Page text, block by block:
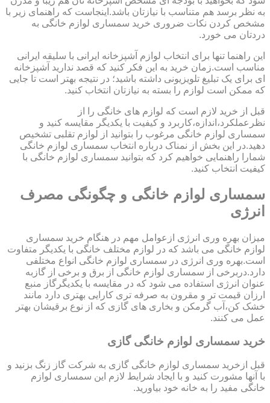
به نظر برسد هم متناسب با نیازتان باشد.اینجاست که راهنمای زیر با
مشخص کردن نکات ضروری خرید سمساری لوازم خانگی به
دردتان می خورد.
این راهنما تنها برای انتخاب لوازم آشپزخانه ایرانی با سلیقه ایرانی
مناسب است.زمان خرید به این فکر کنید که قصد ندارید آشپزخانه
ای برای یک تبلیغ تلویزیونی داشته باشید؛ در نتیجه بهتر است تا جایی
که ممکن است لوازم را بسته به نیازتان انتخاب کنید.
قبل از خرید لازم است که لوازم های خانگی را از
نظرعملکرد،اندازه،کاربرد و کیفیت با یکدیگر مقایسه کنید و
سمساری لوازم خانگی مرغوب را بتوانید از لوازم تقلبی تشخیص
دهید.در این بخش از نمناک درباره انتخاب سمساری لوازم خانگی
شمارا راهنمایی خواهیم کرد که بتوانید سمساری لوازم خانگی با
کیفیت انتخاب کنید.
سمساری لوازم خانگی و چگونگی مصرف
انرژی
میزان بهره وری انرژی ازعوامل مهم در هنگام خرید سمساری
لوازم خانگی می باشد که در لوازم مختلف خانگی با یکدیگر متفاوت
است.بهره وری انرژی در سمساری لوازم خانگی انواع مختلفی
دارد.دربرخی از سمساری لوازم خانگی از برق و برخی از گازبه
عنوان انرژی استفاده می شود که در مقایسه با یکدیگرگاز منبع
ارزان قیمت تر و مقرون به صرفه تری کارایی بهتری دارد مانند
خشک کن،آب گرمکن و بخاری های گازی که از نوع برقیشان بهتر
عمل می کنند.
خرید سمساری لوازم خانگی گازی
قبل ازخرید سمساری لوازم خانگی گازی به شرکت گاز زنگ بزنید و
با آنها مشورت کنید و با ایجاد شرایط لازم این سمساری لوازم
خانگی مفید را به خانه خود بیاورید.